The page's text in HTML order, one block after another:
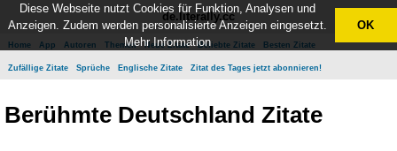
de.literally.cc
Home App Autoren Themen Neue Zitate Beliebte Zitate Besten Zitate
Zufällige Zitate Sprüche Englische Zitate Zitat des Tages jetzt abonnieren!
Berühmte Deutschland Zitate
Diese Webseite nutzt Cookies für Funktion, Analysen und
Anzeigen. Zudem werden personalisierte Anzeigen eingesetzt.
Mehr Information
OK